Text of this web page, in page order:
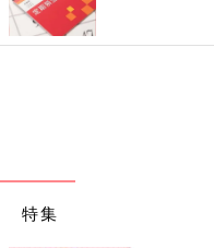
特集